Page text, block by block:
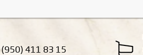
(950) 411 83 15